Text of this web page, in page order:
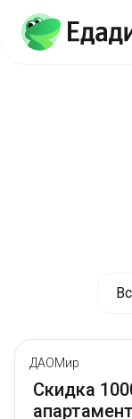
ДАОМир
Скидка